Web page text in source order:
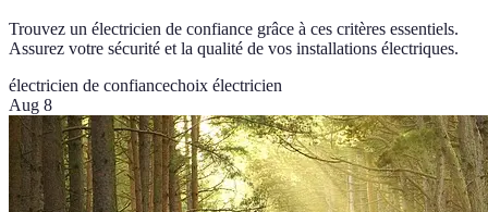
Trouvez un électricien de confiance grâce à ces critères essentiels.
Assurez votre sécurité et la qualité de vos installations électriques.
électricien de confiancechoix électricien
Aug 8